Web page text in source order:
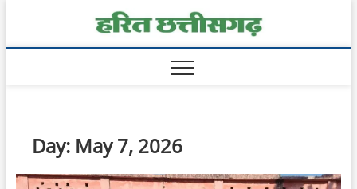
Day: May 7, 2026